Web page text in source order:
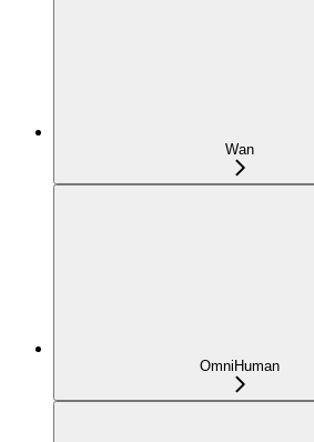
Wan
OmniHuman